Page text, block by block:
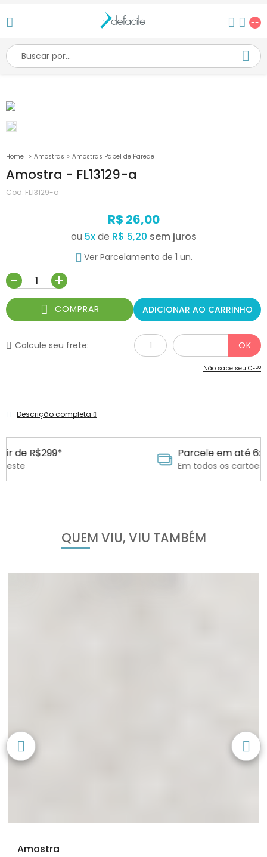
--
Amostras Amostras Papel de Parede
Amostra - FL13129-a
Cod: FL13129-a
R$ 26,00
ou 5xde R$ 5,20
Ver Parcelamento de 1 un.
- +
COMPRAR ADICIONAR AO CARRINHO
Calcule seu frete:
Não sabe seu CEP?
Descrição completa
Parcele em até 6x sem juros
Em todos os cartões
QUEM VIU, VIU TAMBÉM
Amostra